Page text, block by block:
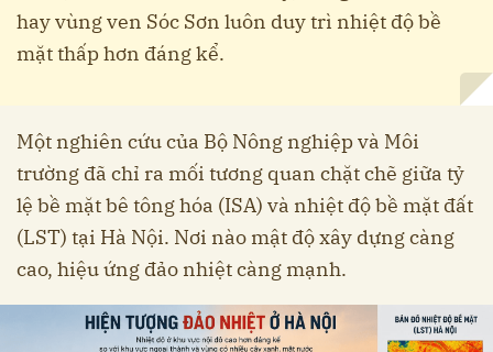
hay vùng ven Sóc Sơn luôn duy trì nhiệt độ bề
mặt thấp hơn đáng kể.
Một nghiên cứu của Bộ Nông nghiệp và Môi
trường đã chỉ ra mối tương quan chặt chẽ giữa tỷ
lệ bề mặt bê tông hóa (ISA) và nhiệt độ bề mặt đất
(LST) tại Hà Nội. Nơi nào mật độ xây dựng càng
cao, hiệu ứng đảo nhiệt càng mạnh.